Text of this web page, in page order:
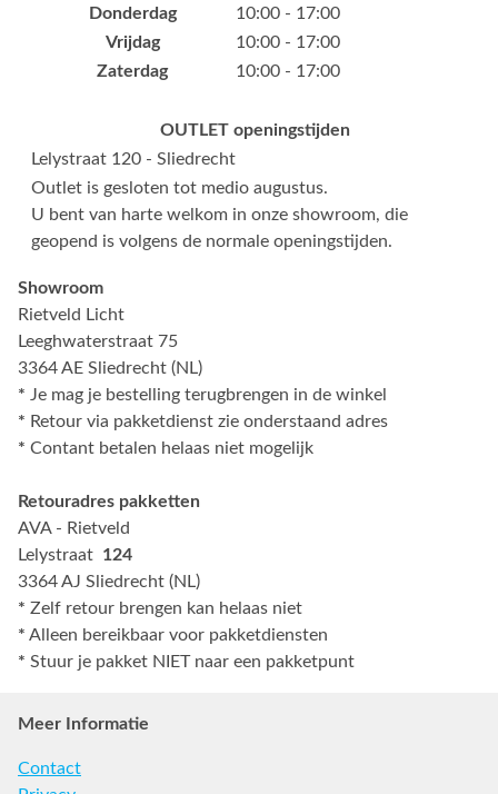
Donderdag
10:00 - 17:00
Vrijdag
10:00 - 17:00
Zaterdag
10:00 - 17:00
OUTLET openingstijden
Lelystraat 120 - Sliedrecht
Outlet is gesloten tot medio augustus.
U bent van harte welkom in onze showroom, die
geopend is volgens de normale openingstijden.
Showroom
Rietveld Licht
Leeghwaterstraat 75
3364 AE Sliedrecht (NL)
* Je mag je bestelling terugbrengen in de winkel
* Retour via pakketdienst zie onderstaand adres
* Contant betalen helaas niet mogelijk
Retouradres pakketten
AVA - Rietveld
Lelystraat 124
3364 AJ Sliedrecht (NL)
* Zelf retour brengen kan helaas niet
* Alleen bereikbaar voor pakketdiensten
* Stuur je pakket NIET naar een pakketpunt
Meer Informatie
Contact